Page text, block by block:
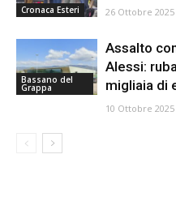
Cronaca Esteri 26 Ottobre 2025
Bassano del
Grappa
Assalto
Alessi:
migliaia di
10 Ottobre 2025